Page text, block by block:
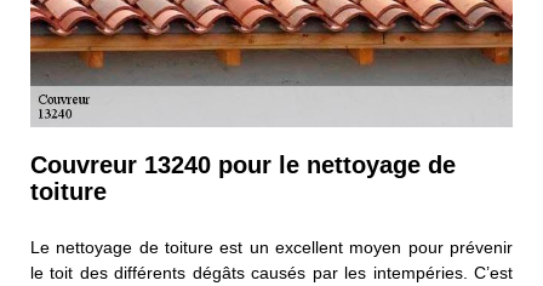
Couvreur 13240 pour le nettoyage de
toiture
Le nettoyage de toiture est un excellent moyen pour prévenir
le toit des différents dégâts causés par les intempéries. C’est